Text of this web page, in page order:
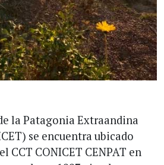
la Patagonia Extraandina
se encuentra ubicado
CCT CONICET CENPAT en